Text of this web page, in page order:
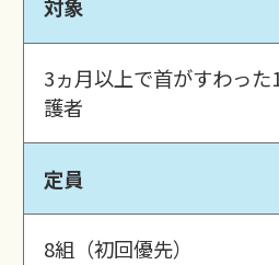
対象
3ヵ月以上で首がすわっ
護者
定員
8組（初回優先）